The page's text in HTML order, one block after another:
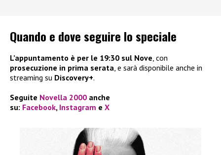
Quando e dove seguire lo speciale
L’appuntamento è per le 19:30 sul Nove , con
prosecuzione in prima serata , e sarà disponibile anche in
streaming su Discovery+.
Seguite Novella 2000 anche
su: Facebook, Instagram e X